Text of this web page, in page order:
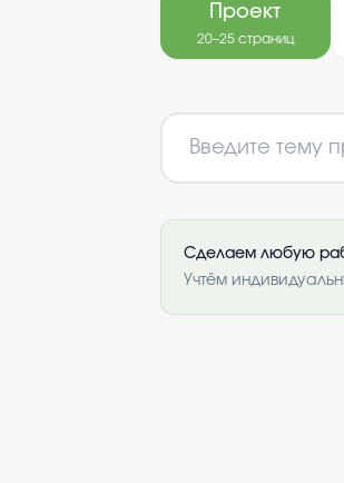
Проект
20–25 страниц
Сделаем любую
Учтём